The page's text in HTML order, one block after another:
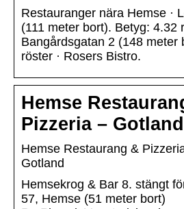
Restauranger nära Hemse ·
(111 meter bort). Betyg: 4.32
Bangårdsgatan 2 (148 meter
röster · Rosers Bistro.
Hemse
Pizzeria –
Hemse Restaurang &
Gotland
Hemsekrog & Bar 8. stängt
57, Hemse (51 meter bort)